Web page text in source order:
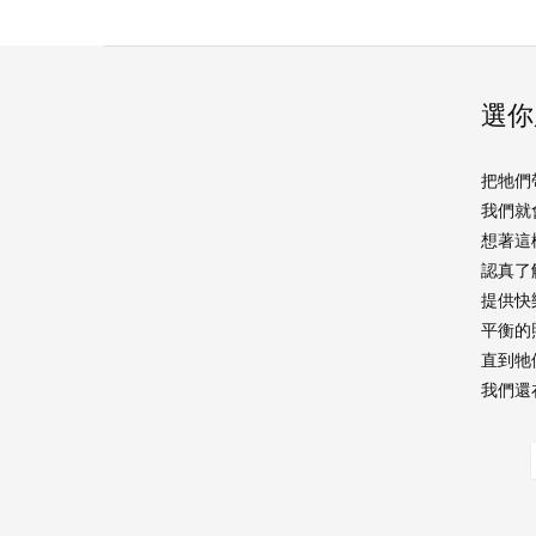
選
把牠們
我們就
想著這
認真了
提供快
平衡的
直到牠
我們還